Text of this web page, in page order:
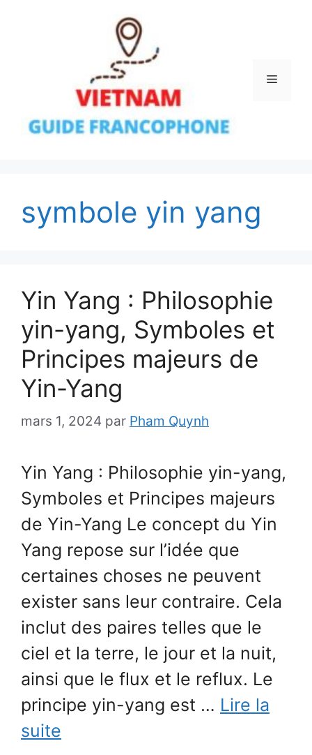
Menu
symbole yin yang
Yin Yang : Philosophie
yin-yang, Symboles et
Principes majeurs de
Yin-Yang
mars 1, 2024 par Pham Quynh
Yin Yang : Philosophie yin-yang,
Symboles et Principes majeurs
de Yin-Yang Le concept du Yin
Yang repose sur l’idée que
certaines choses ne peuvent
exister sans leur contraire. Cela
inclut des paires telles que le
ciel et la terre, le jour et la nuit,
ainsi que le flux et le reflux. Le
principe yin-yang est … Lire la
suite